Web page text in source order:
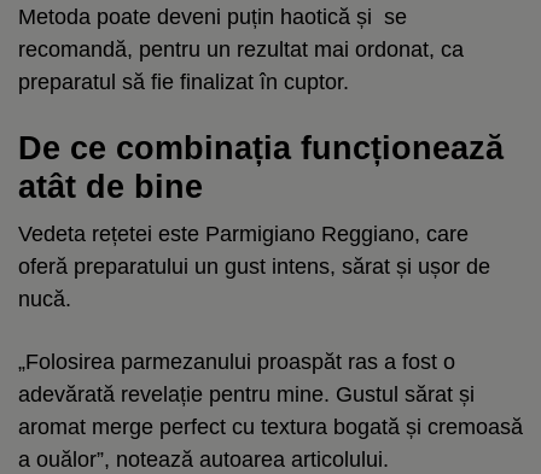
Metoda poate deveni puțin haotică și se
recomandă, pentru un rezultat mai ordonat, ca
preparatul să fie finalizat în cuptor.
De ce combinația funcționează
atât de bine
Vedeta rețetei este Parmigiano Reggiano, care
oferă preparatului un gust intens, sărat și ușor de
nucă.
„Folosirea parmezanului proaspăt ras a fost o
adevărată revelație pentru mine. Gustul sărat și
aromat merge perfect cu textura bogată și cremoasă
a ouălor”, notează autoarea articolului.